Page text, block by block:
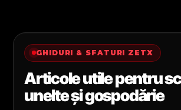
GHIDURI & SFATURI ZETX
Articole utile pentru
unelte și gospodărie